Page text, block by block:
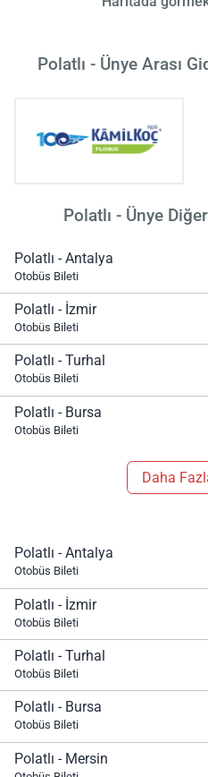
Polatlı - Ünye Arası
Polatlı - Ünye
Polatlı - Antalya
Otobüs Bileti
Polatlı - İzmir
Otobüs Bileti
Polatlı - Turhal
Otobüs Bileti
Polatlı - Bursa
Otobüs Bileti
Daha
Polatlı - Antalya
Otobüs Bileti
Polatlı - İzmir
Otobüs Bileti
Polatlı - Turhal
Otobüs Bileti
Polatlı - Bursa
Otobüs Bileti
Polatlı - Mersin